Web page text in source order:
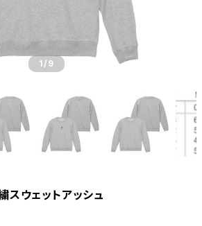
1 /9
ウェットアッシュ